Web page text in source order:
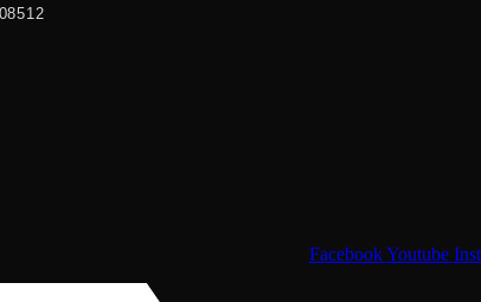
Facebook Youtube